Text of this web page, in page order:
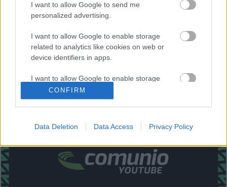
I want to allow Google to send me
personalized advertising.
I want to allow Google to enable storage
related to analytics like cookies on web or
device identifiers in apps.
I want to allow Google to enable storage
related to functionality of the website or app.
I want to allow Google to enable storage
related to personalization.
related to security, including authentication
functionality and fraud prevention, and other
CONFIRM
Data Deletion Data Access Privacy Policy
Estos jugadores son baja
Posibles modificaciones: Pepelu puede repetir titularidad.
Malsa tiene opciones de entrar en el puesto de Radoja.
¿Aún no juegas a Comunio? Regístrate, ¡gratis!